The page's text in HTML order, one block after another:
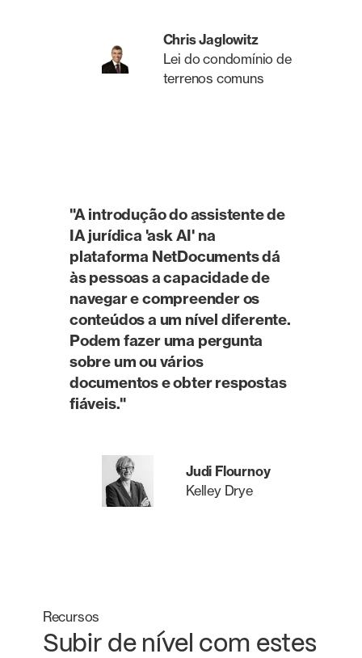
Chris Jaglowitz
Lei do condomínio de
terrenos comuns
"A introdução do assistente de
IA jurídica 'ask AI' na
plataforma NetDocuments dá
às pessoas a capacidade de
navegar e compreender os
conteúdos a um nível diferente.
Podem fazer uma pergunta
sobre um ou vários
documentos e obter respostas
fiáveis."
Judi Flournoy
Kelley Drye
Recursos
Subir de nível com estes